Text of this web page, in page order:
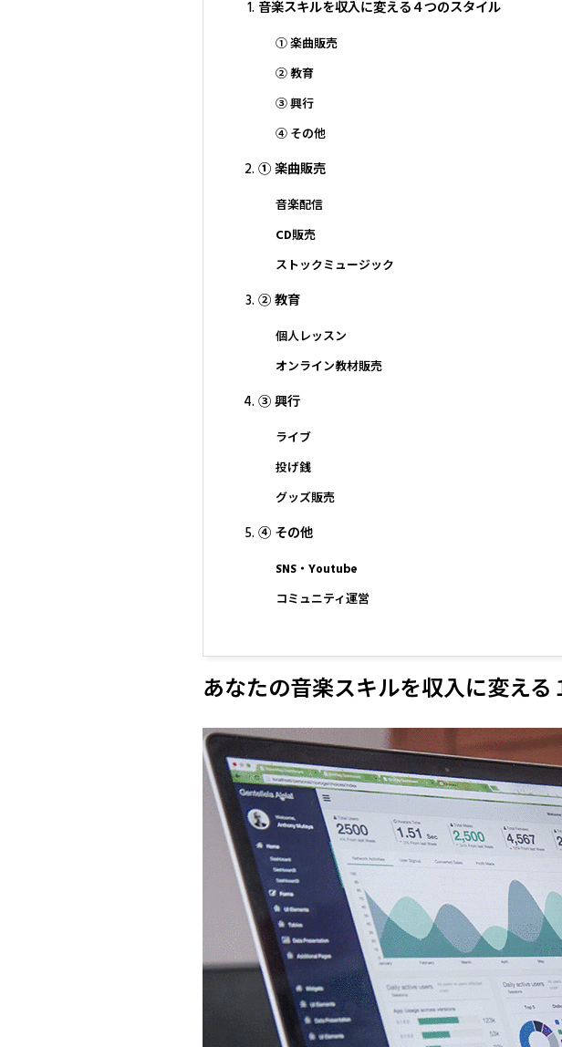
音楽スキルを収入に変える４つのスタイル
① 楽曲販売
② 教育
③ 興行
④ その他
① 楽曲販売
音楽配信
CD販売
ストックミュージック
② 教育
個人レッスン
オンライン教材販売
③ 興行
ライブ
投げ銭
グッズ販売
④ その他
SNS・Youtube
コミュニティ運営
あなたの音楽スキルを収入に変え